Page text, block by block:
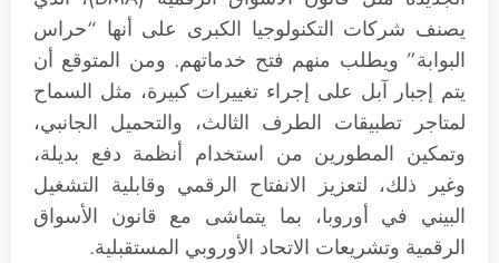
يصنف شركات التكنولوجيا الكبرى على أنها “حراس
البوابة” ويطلب منهم فتح خدماتهم. ومن المتوقع أن
يتم إجبار آبل على إجراء تغييرات كبيرة، مثل السماح
لمتاجر تطبيقات الطرف الثالث، والتحميل الجانبي،
وتمكين المطورين من استخدام أنظمة دفع بديلة،
وغير ذلك، لتعزيز الانفتاح الرقمي وقابلية التشغيل
البيني في أوروبا، بما يتماشى مع قانون الأسواق
الرقمية وتشريعات الاتحاد الأوروبي المستقبلية.